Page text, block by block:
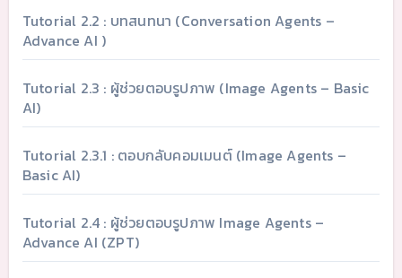
Tutorial 2.2 : บทสนทนา (Conversation Agents –
Advance AI )
Tutorial 2.3 : ผู้ช่วยตอบรูปภาพ (Image Agents – Basic
AI)
Tutorial 2.3.1 : ตอบกลับคอมเมนต์ (Image Agents –
Basic AI)
Tutorial 2.4 : ผู้ช่วยตอบรูปภาพ Image Agents –
Advance AI (ZPT)